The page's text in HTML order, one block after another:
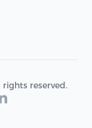
rights reserved.